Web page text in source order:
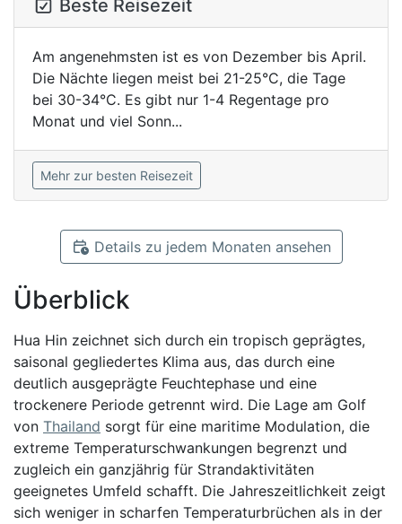
Beste Reisezeit
Am angenehmsten ist es von Dezember bis April.
Die Nächte liegen meist bei 21-25°C, die Tage
bei 30-34°C. Es gibt nur 1-4 Regentage pro
Monat und viel Sonn...
Mehr zur besten Reisezeit
Details zu jedem Monaten ansehen
Überblick
Hua Hin zeichnet sich durch ein tropisch geprägtes,
saisonal gegliedertes Klima aus, das durch eine
deutlich ausgeprägte Feuchtephase und eine
trockenere Periode getrennt wird. Die Lage am Golf
von Thailand sorgt für eine maritime Modulation, die
extreme Temperaturschwankungen begrenzt und
zugleich ein ganzjährig für Strandaktivitäten
geeignetes Umfeld schafft. Die Jahreszeitlichkeit zeigt
sich weniger in scharfen Temperaturbrüchen als in der